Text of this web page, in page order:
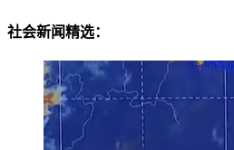
社会新闻精选：